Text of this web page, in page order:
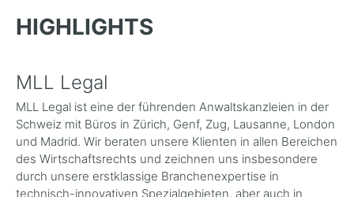
HIGHLIGHTS
MLL Legal
MLL Legal ist eine der führenden Anwaltskanzleien in der
Schweiz mit Büros in Zürich, Genf, Zug, Lausanne, London
und Madrid. Wir beraten unsere Klienten in allen Bereichen
des Wirtschaftsrechts und zeichnen uns insbesondere
durch unsere erstklassige Branchenexpertise in
technisch-innovativen Spezialgebieten, aber auch in